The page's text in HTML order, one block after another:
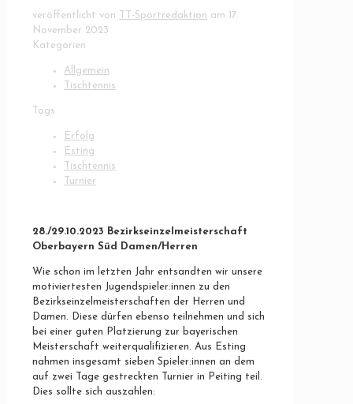
veröffentlicht von TT-Sportredaktion am 17.
November 2023
Kategorien
Allgemein
Tischtennis
Tags
Erfolg
Esting
Tischtennis
Turnier
28./29.10.2023 Bezirkseinzelmeisterschaft
Oberbayern Süd Damen/Herren
Wie schon im letzten Jahr entsandten wir unsere
motiviertesten Jugendspieler:innen zu den
Bezirkseinzelmeisterschaften der Herren und
Damen. Diese dürfen ebenso teilnehmen und sich
bei einer guten Platzierung zur bayerischen
Meisterschaft weiterqualifizieren. Aus Esting
nahmen insgesamt sieben Spieler:innen an dem
auf zwei Tage gestreckten Turnier in Peiting teil.
Dies sollte sich auszahlen: